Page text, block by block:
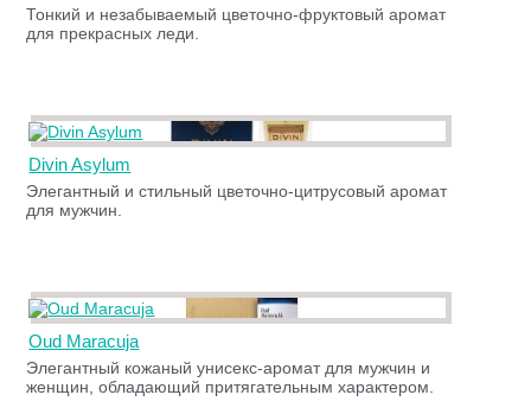
Тонкий и незабываемый цветочно-фруктовый аромат
для прекрасных леди.
Divin Asylum
Элегантный и стильный цветочно-цитрусовый аромат
для мужчин.
Oud Maracuja
Элегантный кожаный унисекс-аромат для мужчин и
женщин, обладающий притягательным характером.